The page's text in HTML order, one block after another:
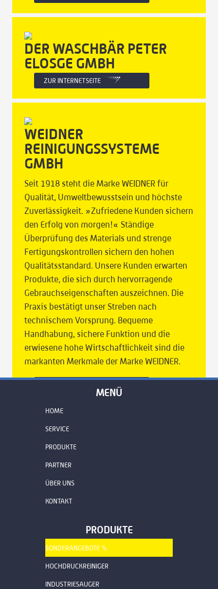
DER WASCHBÄR PETER
ELOSGE GMBH
ZUR INTERNETSEITE
WEIDNER
REINIGUNGSSYSTEME
GMBH
Seit 1918 steht die Marke WEIDNER für
Qualität, Umweltbewusstsein und höchste
Zuverlässigkeit. »Zufriedene Kunden sichern
den Erfolg von morgen!« Ständige
Überprüfung des Materials und strenge
Fertigungskontrollen sichern den hohen
Qualitätsstandard. Unsere Kunden erwarten
Produkte, die sich durch hervorragende
Gebrauchseigenschaften auszeichnen. Die
Praxis bestätigt unser Streben nach
technischem Vorsprung. Bequeme
Handhabung, sichere Funktion und die
erwiesene hohe Wirtschaftlichkeit sind die
markanten Merkmale der Marke WEIDNER.
MENÜ
HOME
SERVICE
PRODUKTE
PARTNER
ÜBER UNS
KONTAKT
PRODUKTE
SONDERANGEBOTE %
HOCHDRUCKREINIGER
INDUSTRIESAUGER